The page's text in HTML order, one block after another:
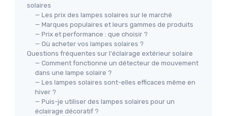
solaires
— Les prix des lampes solaires sur le marché
— Marques populaires et leurs gammes de produits
— Prix et performance : que choisir ?
— Où acheter vos lampes solaires ?
Questions fréquentes sur l'éclairage extérieur solaire
— Comment fonctionne un détecteur de mouvement
dans une lampe solaire ?
— Les lampes solaires sont-elles efficaces même en
hiver ?
— Puis-je utiliser des lampes solaires pour un
éclairage décoratif ?